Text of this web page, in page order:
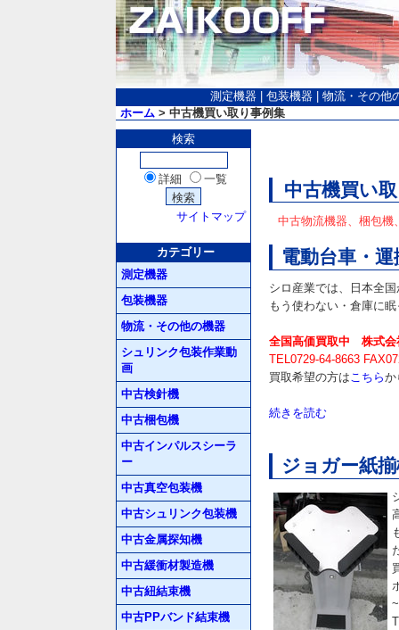
測定機器 包装機器
物流・その他
ホーム > 中古機買い取り事例集
検索
詳細 一覧
サイトマップ
カテゴリー
測定機器
包装機器
物流・その他の機器
シュリンク包装作業動
画
中古検針機
中古梱包機
中古インパルスシーラ
ー
中古真空包装機
中古シュリンク包装機
中古金属探知機
中古緩衝材製造機
中古紐結束機
中古PPバンド結束機
中古機買い
中古物流機器、梱包機
電動台車・
シロ産業では、日本全
もう使わない・倉庫に
全国高価買取中 株式会
TEL0729-64-8663
買取希望の方はこちらか
続きを読む
ジョガー紙